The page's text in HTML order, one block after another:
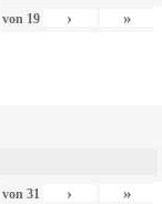
von 19 › »
von 31 › »